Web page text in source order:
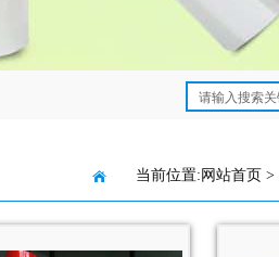
当前位置: 网站首页 >